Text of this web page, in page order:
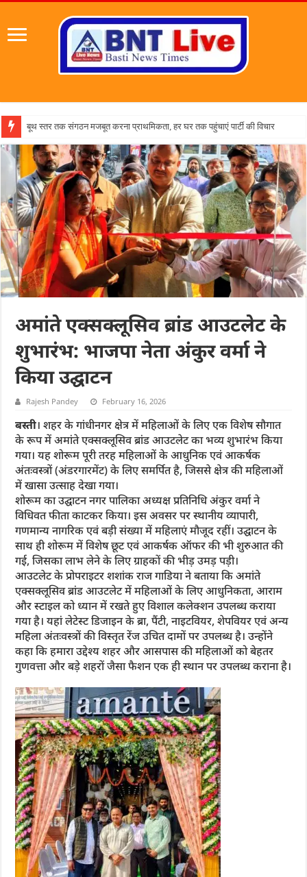
पहल संस्थापक
अमांते एक्सक्लूसिव ब्रांड आउटलेट के
शुभारंभ: भाजपा नेता अंकुर वर्मा ने
किया उद्घाटन
Rajesh Pandey February 16, 2026
बस्ती। शहर के गांधीनगर क्षेत्र में महिलाओं के लिए एक विशेष सौगात
के रूप में अमांते एक्सक्लूसिव ब्रांड आउटलेट का भव्य शुभारंभ किया
गया। यह शोरूम पूरी तरह महिलाओं के आधुनिक एवं आकर्षक
अंतःवस्त्रों (अंडरगारमेंट) के लिए समर्पित है, जिससे क्षेत्र की महिलाओं
में खासा उत्साह देखा गया।
शोरूम का उद्घाटन नगर पालिका अध्यक्ष प्रतिनिधि अंकुर वर्मा ने
विधिवत फीता काटकर किया। इस अवसर पर स्थानीय व्यापारी,
गणमान्य नागरिक एवं बड़ी संख्या में महिलाएं मौजूद रहीं। उद्घाटन के
साथ ही शोरूम में विशेष छूट एवं आकर्षक ऑफर की भी शुरुआत की
गई, जिसका लाभ लेने के लिए ग्राहकों की भीड़ उमड़ पड़ी।
आउटलेट के प्रोपराइटर शशांक राज गाडिया ने बताया कि अमांते
एक्सक्लूसिव ब्रांड आउटलेट में महिलाओं के लिए आधुनिकता, आराम
और स्टाइल को ध्यान में रखते हुए विशाल कलेक्शन उपलब्ध कराया
गया है। यहां लेटेस्ट डिजाइन के ब्रा, पैंटी, नाइटवियर, शेपवियर एवं अन्य
महिला अंतःवस्त्रों की विस्तृत रेंज उचित दामों पर उपलब्ध है। उन्होंने
कहा कि हमारा उद्देश्य शहर और आसपास की महिलाओं को बेहतर
गुणवत्ता और बड़े शहरों जैसा फैशन एक ही स्थान पर उपलब्ध कराना है।